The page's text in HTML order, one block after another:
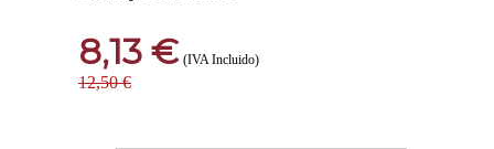
8,13 € (IVA Incluido)
12,50 €